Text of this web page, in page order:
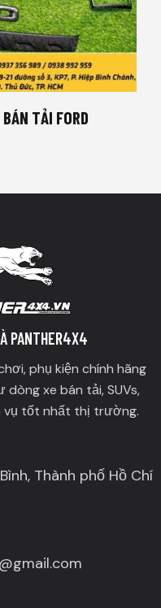
TẢI FORD
PANTHER4X4
phụ kiện chính hãng
xe bán tải, SUVs,
vụ tốt nhất thị trường.
Thành phố Hồ Chí